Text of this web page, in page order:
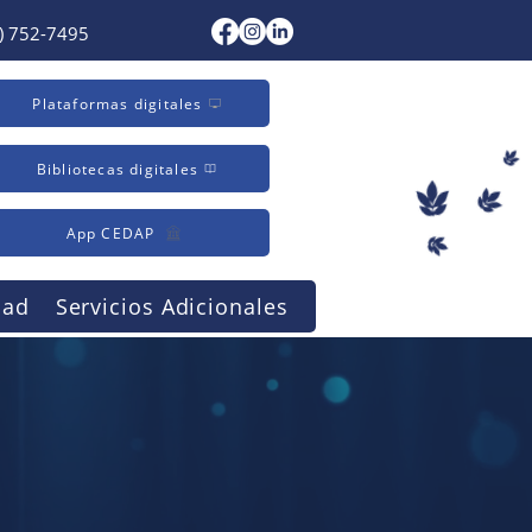
752-7495
Plataformas digitales
Bibliotecas digitales
App CEDAP
Servicios Adicionales